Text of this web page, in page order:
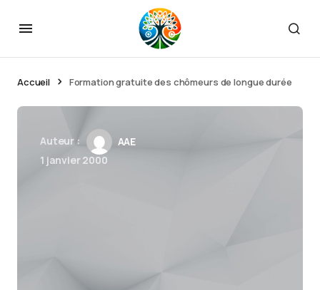
Accueil Formation gratuite des chômeurs de longue durée
Auteur :
AAE
1 janvier 2000